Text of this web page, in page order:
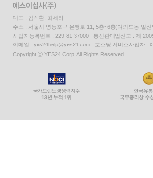
대표 : 김석환, 최세라
주소 : 서울시 영등포구 은행로 11, 5층~6층(여의도동,일신
사업자등록번호 : 229-81-37000 통신판매업신고 : 제
이메일 : yes24help@yes24.com 호스팅 서비스사업자 :
Copyright ⓒ YES24 Corp. All Rights Reserved.